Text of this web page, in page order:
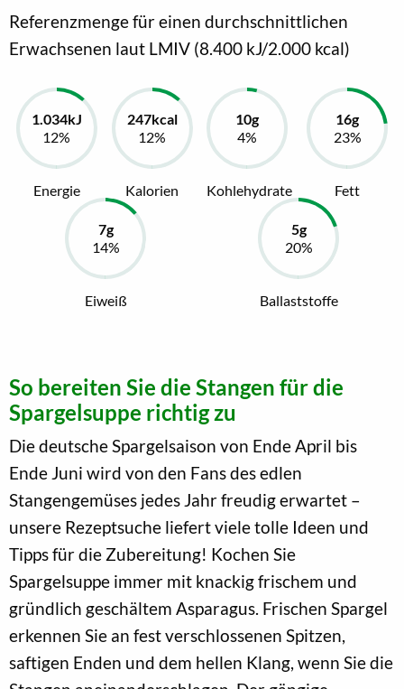
Referenzmenge für einen durchschnittlichen
Erwachsenen laut LMIV (8.400 kJ/2.000 kcal)
Energie Kalorien Kohlehydrate Fett
Eiweiß Ballaststoffe
So bereiten Sie die Stangen für die
Spargelsuppe richtig zu
Die deutsche Spargelsaison von Ende April bis
Ende Juni wird von den Fans des edlen
Stangengemüses jedes Jahr freudig erwartet –
unsere Rezeptsuche liefert viele tolle Ideen und
Tipps für die Zubereitung! Kochen Sie
Spargelsuppe immer mit knackig frischem und
gründlich geschältem Asparagus. Frischen Spargel
erkennen Sie an fest verschlossenen Spitzen,
saftigen Enden und dem hellen Klang, wenn Sie die